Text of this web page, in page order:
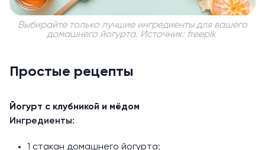
Выбирайте только лучшие ингредиенты для вашего
домашнего йогурта. Источник: freepik
Простые рецепты
Йогурт с клубникой и мёдом
Ингредиенты:
1 стакан домашнего йогурта;